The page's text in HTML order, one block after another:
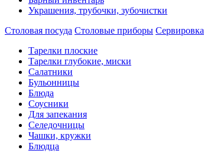
Украшения, трубочки, зубочистки
Столовая посуда Столовые приборы Сервировка
Тарелки плоские
Тарелки глубокие, миски
Салатники
Бульонницы
Блюда
Соусники
Для запекания
Селедочницы
Чашки, кружки
Блюдца